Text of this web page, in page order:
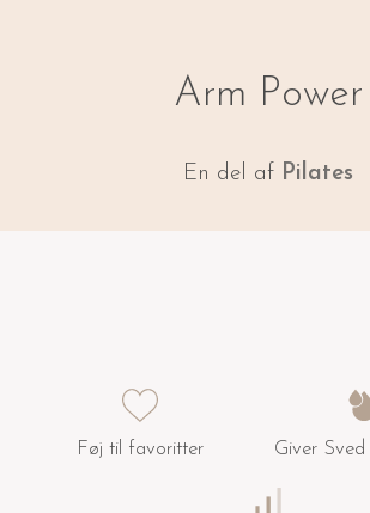
Arm Power
En del af Pilates
Føj til favoritter Giver